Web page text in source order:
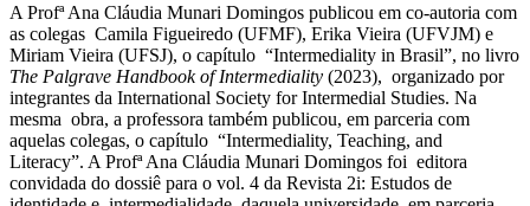
A Profª Ana Cláudia Munari Domingos publicou em co-autoria com
as colegas Camila Figueiredo (UFMF), Erika Vieira (UFVJM) e
Miriam Vieira (UFSJ), o capítulo “Intermediality in Brasil”, no livro
The Palgrave Handbook of Intermediality (2023), organizado por
integrantes da International Society for Intermedial Studies. Na
mesma obra, a professora também publicou, em parceria com
aquelas colegas, o capítulo “Intermediality, Teaching, and
Literacy”. A Profª Ana Cláudia Munari Domingos foi editora
convidada do dossiê para o vol. 4 da Revista 2i: Estudos de